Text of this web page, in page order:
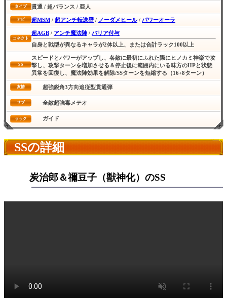
タイプ 貫通 / 超バランス / 亜人
アビ 超MSM / 超アンチ転送壁 / ノーダメヒール/ パワーオーラ
コネクト
超AGB / アンチ魔法陣 / バリア付与
自身と戦型が異なるキャラが2体以上、または合計ラック100以上
SS
スピードとパワーがアップし、各敵に最初にふれた際にヒノカミ神楽で攻
撃し、攻撃ターンを増加させる＆停止後に範囲内にいる味方のHPと状態
異常を回復し、魔法陣効果を解除/SSターンを短縮する（16+8ターン）
友情 超強鋭角3方向追従型貫通弾
サブ 全敵超強毒メテオ
ラック ガイド
SSの詳細
炭治郎＆禰豆子（獣神化）のSS